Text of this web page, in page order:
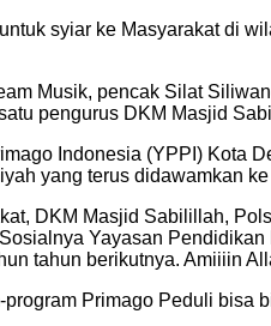
syiar ke Masyarakat di
Musik, pencak Silat
pengurus DKM Masjid
Indonesia (YPPI) Kota
yang terus didawamkan
DKM Masjid Sabilillah,
Yayasan
tahun berikutnya. Amiiiin
Primago Peduli